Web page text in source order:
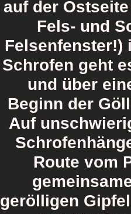
auf der
Fels- und
Felsenfenster!)
Schrofen geht
und über
Beginn der
Auf
Route vom
gerölligen